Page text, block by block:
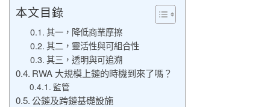
本文目錄
其一，降低商業摩擦
其二，靈活性與可組合性
其三，透明與可追溯
RWA 大規模上鏈的時機到來了嗎？
監管
公鏈及跨鏈基礎設施